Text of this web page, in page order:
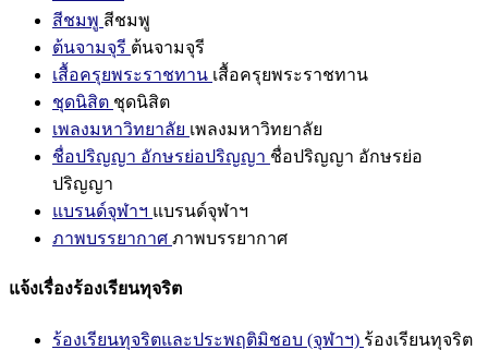
สีชมพู สีชมพู
ต้นจามจุรี ต้นจามจุรี
เสื้อครุยพระราชทาน เสื้อครุยพระราชทาน
ชุดนิสิต ชุดนิสิต
เพลงมหาวิทยาลัย เพลงมหาวิทยาลัย
ชื่อปริญญา อักษรย่อปริญญา ชื่อปริญญา อักษรย่อ
ปริญญา
แบรนด์จุฬาฯ แบรนด์จุฬาฯ
ภาพบรรยากาศ ภาพบรรยากาศ
แจ้งเรื่องร้องเรียนทุจริต
ร้องเรียนทุจริตและประพฤติมิชอบ (จุฬาฯ) ร้องเรียนทุจริต